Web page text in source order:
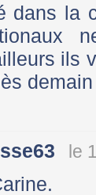
dans la
ils
le